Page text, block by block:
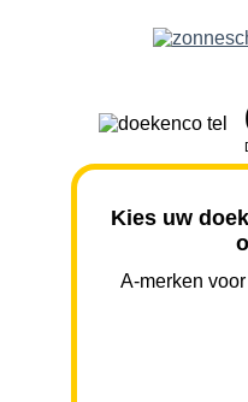
Kies uw
A-merken